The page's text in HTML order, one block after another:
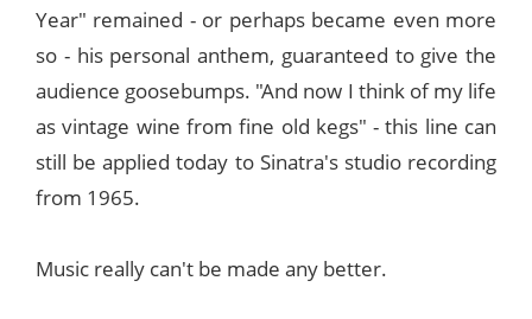
Year" remained - or perhaps became even more
so - his personal anthem, guaranteed to give the
audience goosebumps. "And now I think of my life
as vintage wine from fine old kegs" - this line can
still be applied today to Sinatra's studio recording
from 1965.
Music really can't be made any better.